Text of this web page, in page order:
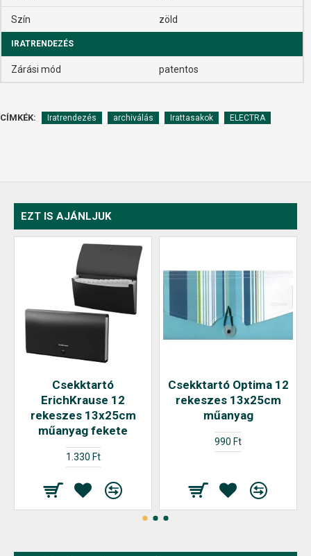
Szín zöld
IRATRENDEZÉS
Zárási mód patentos
CÍMKÉK: Iratrendezés archiválás Irattasakok ELECTRA
EZT IS AJÁNLJUK
Csekktartó
ErichKrause 12
rekeszes 13x25cm
műanyag fekete
1.330 Ft
Csekktartó Optima 12
rekeszes 13x25cm
műanyag
990 Ft